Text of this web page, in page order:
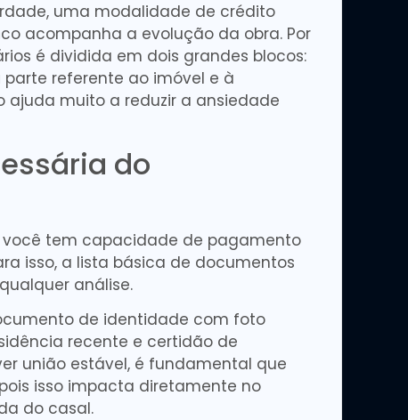
uma modalidade de crédito
acompanha a evolução da obra. Por
é dividida em dois grandes blocos:
referente ao imóvel e à
ajuda muito a reduzir a ansiedade
do
tem capacidade de pagamento
isso, a lista básica de documentos
análise.
de identidade com foto
recente e certidão de
união estável, é fundamental que
isso impacta diretamente no
do casal.